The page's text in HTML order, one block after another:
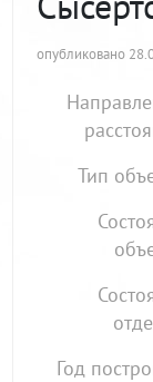
опубликовано
Тип
Год